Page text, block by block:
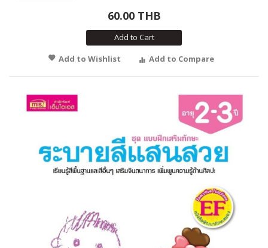
60.00 THB
Add to Cart
Add to Wishlist
Add to Compare